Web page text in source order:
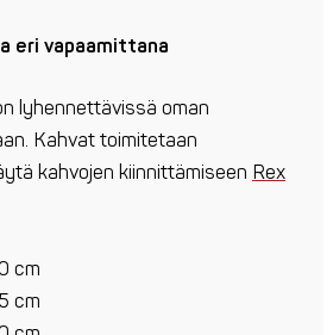
eri vapaamittana
lyhennettävissä oman
Kahvat toimitetaan
kahvojen kiinnittämiseen Rex
cm
cm